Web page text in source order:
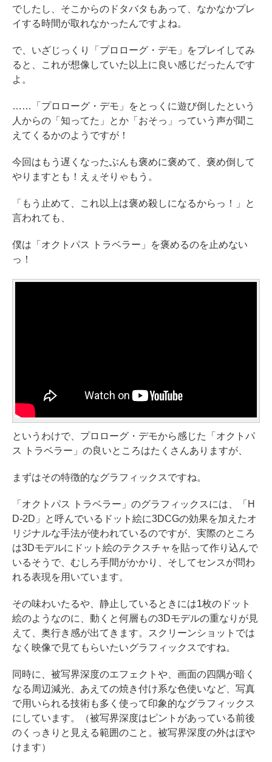
でしたし、そこからのドタバタもあって、なかなかプレ
イする時間が取れなかったんですよね。
で、いざじっくり「プロローグ・デモ」をプレイしてみ
ると、これが想像していた以上に良い感じだったんです
よ。
……「プロローグ・デモ」をとっくに遊び倒したという
人からの「知ってた」とか「おそっ」っていう声が聞こ
えてくるかのようですが！
今回はもう遅くなったぶんも褒めに褒めて、褒め倒して
やりますとも！えぇそりゃもう。
「もう止めて、これ以上は褒め殺しになるからっ！」と
言われても、
僕は「オクトパス トラベラー」を褒めるのを止めない
っ！
というわけで、プロローグ・デモから感じた「オクトパ
ス トラベラー」の良いところはたくさんありますが、
まずはその特徴的なグラフィックスですね。
「オクトパス トラベラー」のグラフィックスには、「H
D-2D」と呼んでいるドット絵に3DCGの効果を加えたオ
リジナルな手法が使われているのですが、実際のところ
は3Dモデルにドット絵のテクスチャを貼って作り込んで
いるそうで、むしろ手間がかかり、そしてセンスが問わ
れる表現を用いています。
その味わいたるや、静止しているときには1枚のドット
絵のようなのに、動くと何層もの3Dモデルの重なりが見
えて、奥行き感が出てきます。スクリーンショットでは
なく映像で見てもらいたいグラフィックスですね。
同時に、被写界深度のエフェクトや、画面の四隅が暗く
なる周辺減光、あえての焼き付け系な色使いなど、写真
で用いられる技術も多く使って印象的なグラフィックス
にしています。（被写界深度はピントがあっている前後
のくっきりと見える範囲のこと。被写界深度の外はぼや
けます）